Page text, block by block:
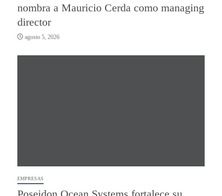
nombra a Mauricio Cerda como managing
director
agosto 5, 2026
EMPRESAS